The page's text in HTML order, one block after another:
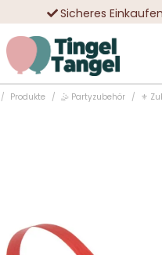
Sicheres
Produkte 🤹 Partyzubehör ⚜️